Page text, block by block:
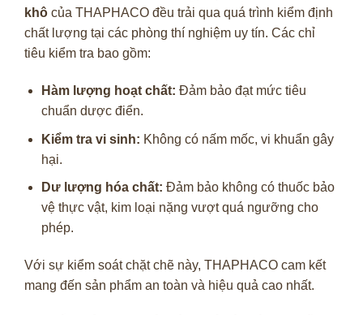
khô của THAPHACO đều trải qua quá trình kiểm định
chất lượng tại các phòng thí nghiệm uy tín. Các chỉ
tiêu kiểm tra bao gồm:
Hàm lượng hoạt chất: Đảm bảo đạt mức tiêu
chuẩn dược điển.
Kiểm tra vi sinh: Không có nấm mốc, vi khuẩn gây
hại.
Dư lượng hóa chất: Đảm bảo không có thuốc bảo
vệ thực vật, kim loại nặng vượt quá ngưỡng cho
phép.
Với sự kiểm soát chặt chẽ này, THAPHACO cam kết
mang đến sản phẩm an toàn và hiệu quả cao nhất.